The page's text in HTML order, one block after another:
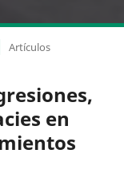
Artículos
en